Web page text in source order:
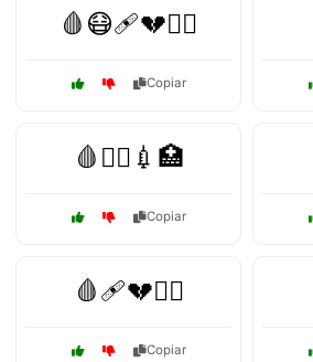
🩸😷🩹💔🧑‍⚕️
Copiar
🩸🧑‍⚕️💉🏥
Copiar
🩸🩹💔🧑‍⚕️
Copiar